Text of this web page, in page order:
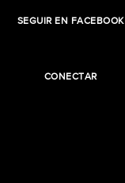
SEGUIR EN FACEBOOK
CONECTAR